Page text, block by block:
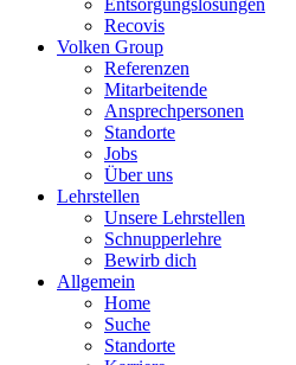
Entsorgungslösungen
Recovis
Volken Group
Referenzen
Mitarbeitende
Ansprechpersonen
Standorte
Jobs
Über uns
Lehrstellen
Unsere Lehrstellen
Schnupperlehre
Bewirb dich
Allgemein
Home
Suche
Standorte